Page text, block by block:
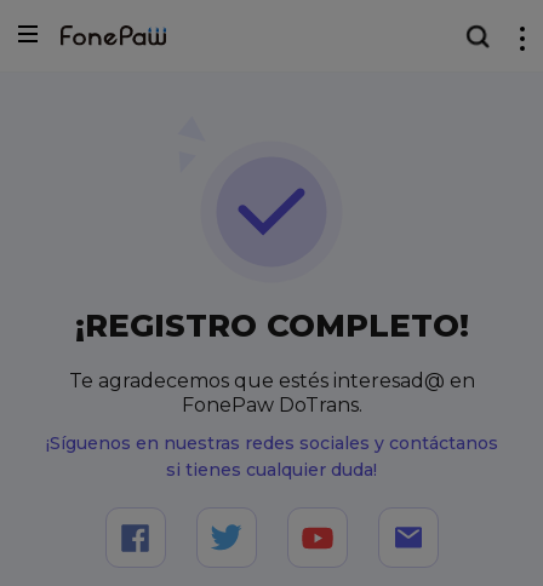
¡REGISTRO COMPLETO!
Te agradecemos que estés interesad@ en
FonePaw DoTrans.
¡Síguenos en nuestras redes sociales y contáctanos
si tienes cualquier duda!